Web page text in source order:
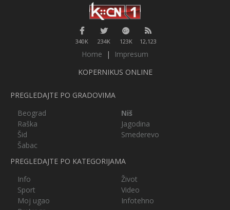
340K 234K 123K 12,123
Home |
Impresum
KOPERNIKUS ONLINE
PREGLEDAJTE PO GRADOVIMA
Beograd
Niš
Raška
Jagodina
Šid
Smederevo
Šabac
PREGLEDAJTE PO KATEGORIJAMA
Info
Život
Sport
Video
Moj ugao
Infotehno